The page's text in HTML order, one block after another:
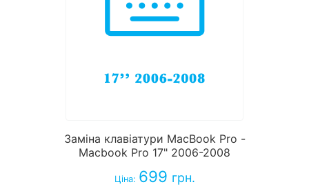
Заміна клавіатури MacBook Pro -
Macbook Pro 17" 2006-2008
Ціна: 699 грн.